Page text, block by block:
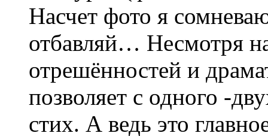
Насчет фото я
отбавляй… Несмотря
отрешённостей и
позволяет с одного -
стих. А ведь это